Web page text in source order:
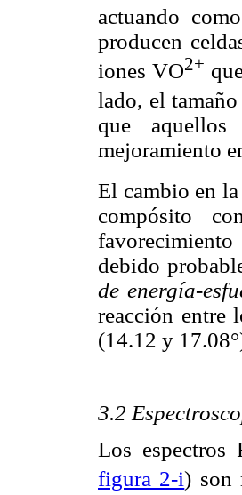
actuando
producen
iones VO2+
lado, el
que
mejoramiento
El cambio en
compósito
debido
de energía-
reacción entre
(14.12 y
3.2
Los espectros
figura 2-i) son